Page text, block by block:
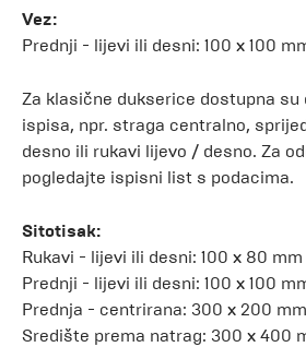
Vez:
Prednji - lijevi ili desni: 100 x 100
Za klasične dukserice dostupna su
ispisa, npr. straga centralno,
desno ili rukavi lijevo / desno. Za
pogledajte ispisni list s podacima.
Sitotisak:
Rukavi - lijevi ili desni: 100 x 80 mm
Prednji - lijevi ili desni: 100 x 100
Prednja - centrirana: 300 x 200 mm
Središte prema natrag: 300 x 400